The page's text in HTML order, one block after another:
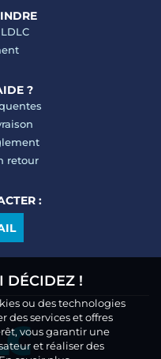
DÉCIDEZ !
ou des technologies
des services et offres
vous garantir une
et réaliser des
?
retour
: